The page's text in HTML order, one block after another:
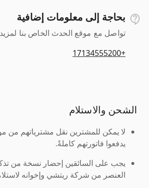
بحاجة إلى معلومات إضافية
تواصل مع موقع الحدث الخاص بنا
+17134555200
الشحن والاستلام
لا يمكن للمشترين نقل مشترياتهم من
يدفعوا فاتورتهم كاملةً.
يجب على السائقين إحضار نسخة من
العنصر من شركة ريتشي وإخوانه